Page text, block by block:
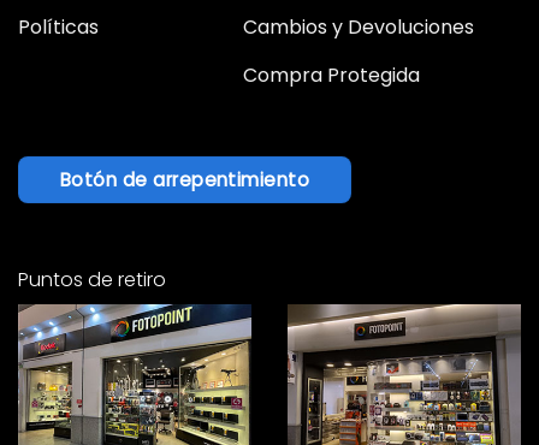
Políticas
Cambios y Devoluciones
Compra Protegida
Botón de arrepentimiento
Puntos de retiro